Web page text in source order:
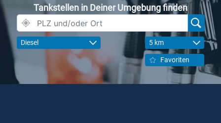
Tankstellen in Deiner Umgebung finden
Diesel 5 km
Favoriten